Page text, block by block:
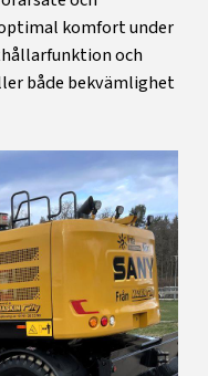
komfort under
och
både bekvämlighet